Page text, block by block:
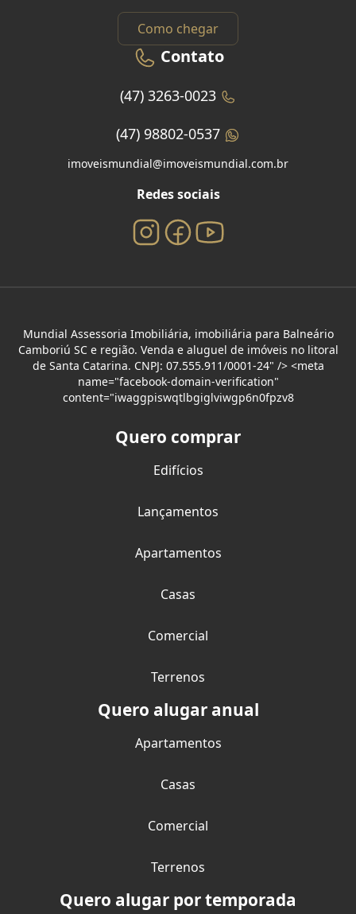
Como chegar
Contato
(47) 3263-0023
(47) 98802-0537
imoveismundial@imoveismundial.com.br
Redes sociais
Mundial Assessoria Imobiliária, imobiliária para Balneário
Camboriú SC e região. Venda e aluguel de imóveis no litoral
de Santa Catarina. CNPJ: 07.555.911/0001-24" /> <meta
name="facebook-domain-verification"
content="iwaggpiswqtlbgiglviwgp6n0fpzv8
Quero comprar
Edifícios
Lançamentos
Apartamentos
Casas
Comercial
Terrenos
Quero alugar anual
Apartamentos
Casas
Comercial
Terrenos
Quero alugar por temporada